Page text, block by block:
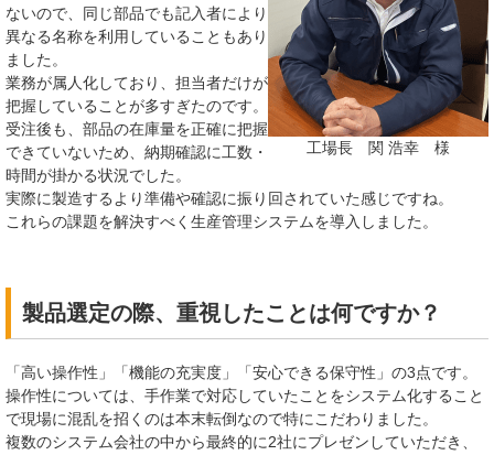
工場長 関 浩幸 様
ないので、同じ部品でも記入者により
異なる名称を利用していることもあり
ました。
業務が属人化しており、担当者だけが
把握していることが多すぎたのです。
受注後も、部品の在庫量を正確に把握
できていないため、納期確認に工数・
時間が掛かる状況でした。
実際に製造するより準備や確認に振り回されていた感じですね。
これらの課題を解決すべく生産管理システムを導入しました。
製品選定の際、重視したことは何ですか？
「高い操作性」「機能の充実度」「安心できる保守性」の3点です。
操作性については、手作業で対応していたことをシステム化すること
で現場に混乱を招くのは本末転倒なので特にこだわりました。
複数のシステム会社の中から最終的に2社にプレゼンしていただき、